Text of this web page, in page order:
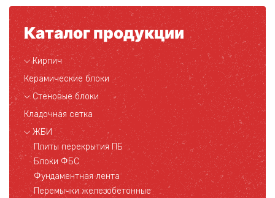
Каталог продукции
Кирпич
Керамические блоки
Стеновые блоки
Кладочная сетка
ЖБИ
Плиты перекрытия ПБ
Блоки ФБС
Фундаментная лента
Перемычки железобетонные